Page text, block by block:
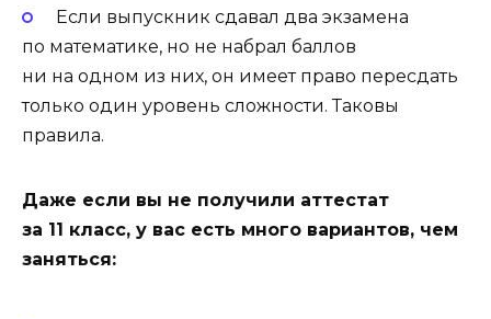
Если выпускник сдавал два экзамена
по математике, но не набрал баллов
ни на одном из них, он имеет право пересдать
только один уровень сложности. Таковы
правила.
Даже если вы не получили аттестат
за 11 класс, у вас есть много вариантов, чем
заняться: